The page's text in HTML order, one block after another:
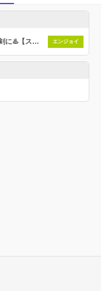
⛱️ オンブレッロ👶ほっこり楽しく真剣に♨️【スプラ好きな既婚者/パパ/ママの集い】 エンジョイ